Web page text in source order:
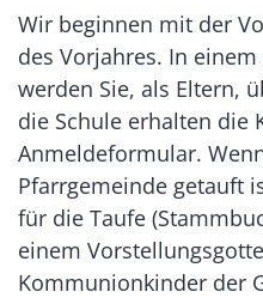
Wir beginnen mit der
des Vorjahres. In
werden Sie, als Eltern,
die Schule erhalten die
Anmeldeformular.
Pfarrgemeinde getauft
für die Taufe
einem
Kommunionkinder der